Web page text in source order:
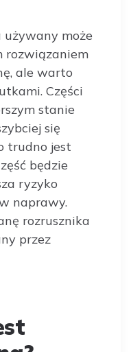
może
rozwiązaniem
ale warto
Części
stanie
się
trudno jest
będzie
ryzyko
naprawy.
rozrusznika
przez